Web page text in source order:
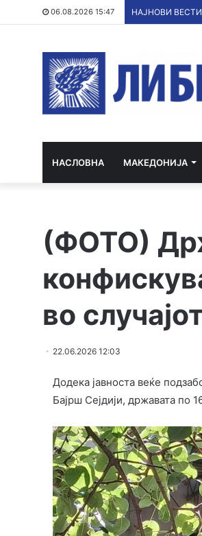
06.08.2026 15:47 НАЈНОВИ ВЕСТИ
НАСЛОВНА МАКЕДОНИЈА
(ФОТО)
во
22.06.2026 12:03
Додека јавноста веќе
Бајрш Сејдији, државата по